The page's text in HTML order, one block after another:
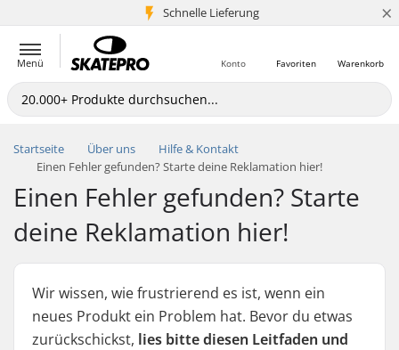
Schnelle Lieferung
5+ Mio. Kunden ×
Menü Warenkorb
Favoriten
Konto
Startseite Über uns
Hilfe & Kontakt
Einen Fehler gefunden? Starte deine Reklamation hier!
Einen Fehler gefunden? Starte
deine Reklamation hier!
Wir wissen, wie frustrierend es ist, wenn ein
neues Produkt ein Problem hat. Bevor du etwas
zurückschickst, lies bitte diesen Leitfaden und